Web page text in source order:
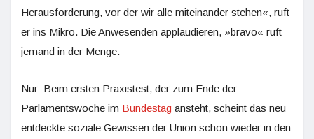
Herausforderung, vor der wir alle miteinander stehen«, ruft
er ins Mikro. Die Anwesenden applaudieren, »bravo« ruft
jemand in der Menge.
Nur: Beim ersten Praxistest, der zum Ende der
Parlamentswoche im Bundestag ansteht, scheint das neu
entdeckte soziale Gewissen der Union schon wieder in den